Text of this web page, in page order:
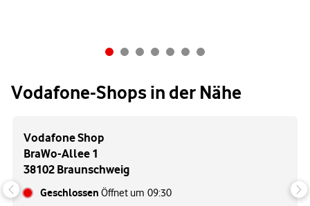
Vodafone-Shops in der Nähe
Vodafone Shop
BraWo-Allee 1
38102 Braunschweig
Geschlossen Öffnet um 09:30